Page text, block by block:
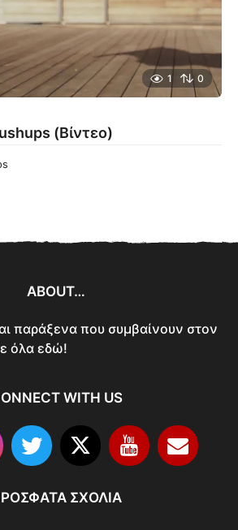
1 0
(Βίντεο)
ABOUT…
παράξενα που συμβαίνουν στον
όλα εδώ!
WITH US
ΣΧΌΛΙΑ